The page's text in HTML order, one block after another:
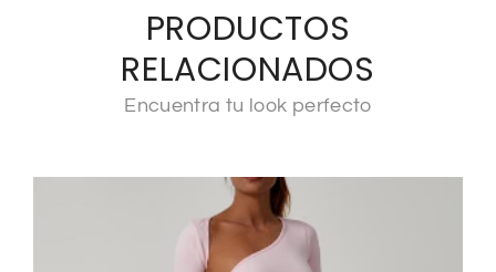
PRODUCTOS
RELACIONADOS
Encuentra tu look perfecto